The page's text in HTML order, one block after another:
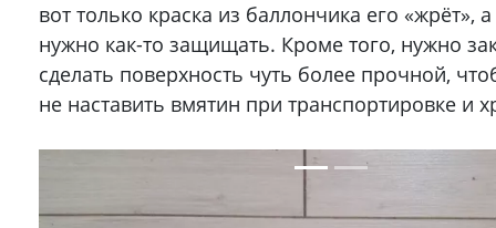
вот только краска из баллончика его «жрёт»,
нужно как-то защищать. Кроме того, нужно
сделать поверхность чуть более прочной,
не наставить вмятин при транспортировке и